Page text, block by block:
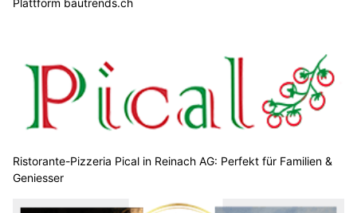
Plattform bautrends.ch
Ristorante-Pizzeria Pical in Reinach AG: Perfekt für Familien &
Geniesser